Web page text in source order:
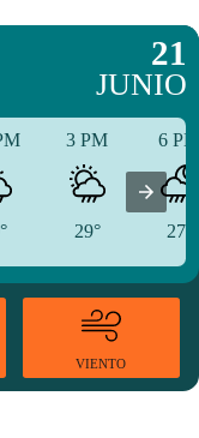
21
JUNIO
3 PM
29°
6
27°
VIENTO